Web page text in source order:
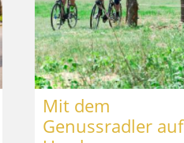
Mit dem
Genussradler auf